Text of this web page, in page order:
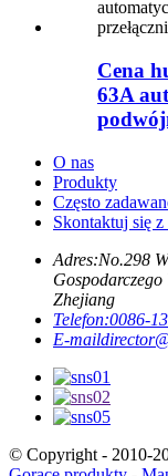
Cena
63A
O nas
Produkty
Często
Skontaktuj się z
Adres:No.298
Zhejiang
Telefon:0086-
E-mail
© Copyright - 2010-